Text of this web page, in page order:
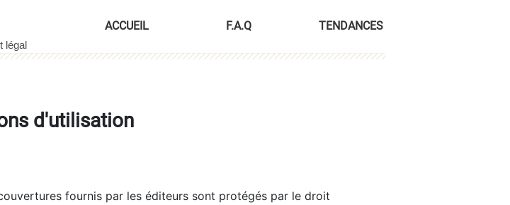
ACCUEIL F.A.Q TENDANCES
d'utilisation
fournis par les éditeurs sont protégés par le droit